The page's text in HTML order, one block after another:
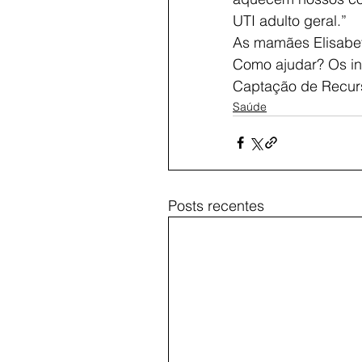
UTI adulto geral.”
As mamães
Como ajudar? Os
Captação de
Saúde
Posts recentes